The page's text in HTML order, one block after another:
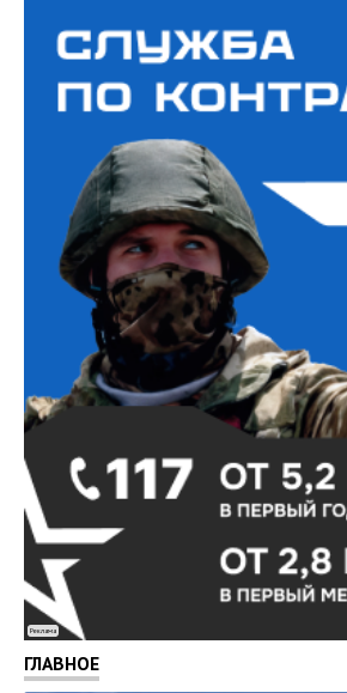
Реклама
ГЛАВНОЕ